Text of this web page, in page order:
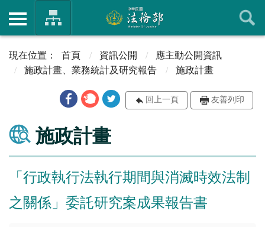
首頁 資訊公開
應主動公開資訊
施政計畫、業務統計及研究報告
施政計畫
回上一頁 友善列印
施政計畫
「行政執行法執行期間與消滅時效法制
之關係」委託研究案成果報告書